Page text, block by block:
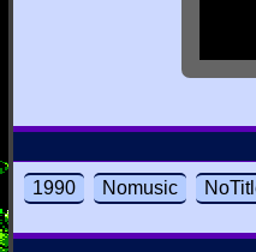
1990 Nomusic